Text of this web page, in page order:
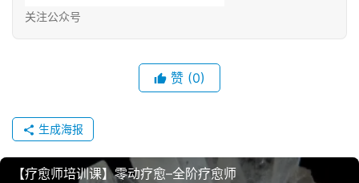
关注公众号
赞 (0)
生成海报
【疗愈师培训课】零动疗愈–全阶疗愈师